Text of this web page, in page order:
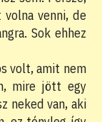
venni, de
Sok ehhez
volt, amit nem
mire jött egy
neked van, aki